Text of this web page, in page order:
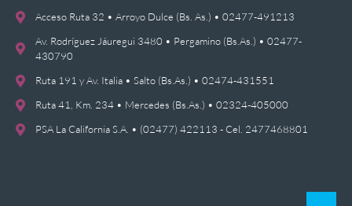
Acceso Ruta 32 • Arroyo Dulce (Bs. As.) • 02477-491213
Av. Rodríguez Jáuregui 3480 • Pergamino (Bs.As.) • 02477-
430790
Ruta 191 y Av. Italia • Salto (Bs.As.) • 02474-431551
Ruta 41, Km. 234 • Mercedes (Bs.As.) • 02324-405000
PSA La California S.A. • (02477) 422113 - Cel. 2477468801